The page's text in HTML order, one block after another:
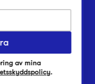
retur?
av mina
.